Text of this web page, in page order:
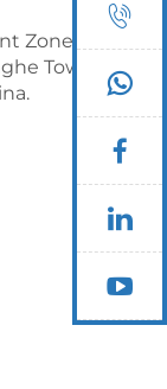
Zone, Lutang,
Town,